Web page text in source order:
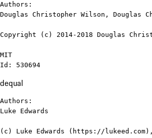
Authors:
Douglas Christopher Wilson, Douglas
Copyright (c) 2014-2018 Douglas
MIT
Id: 530694
dequal
Authors:
Luke Edwards
(c) Luke Edwards (https://lukeed.com),